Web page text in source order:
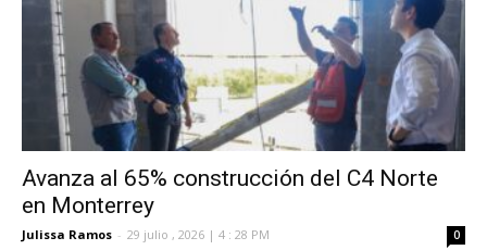
Avanza al 65% construcción del C4 Norte
en Monterrey
Julissa Ramos - 29 julio , 2026 | 4 : 28 PM 0